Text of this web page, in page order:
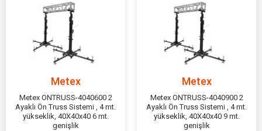
Metex
Metex ONTRUSS-4040600 2
Ayaklı Ön Truss Sistemi , 4 mt.
yükseklik, 40X40x40 6 mt.
genişlik
Metex
Metex ONTRUSS-4040900 2
Ayaklı Ön Truss Sistemi , 4 mt.
yükseklik, 40X40x40 9 mt.
genişlik